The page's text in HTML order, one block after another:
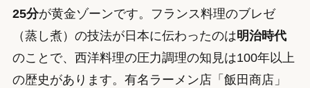
25分が黄金ゾーンです。フランス料理のブレゼ
（蒸し煮）の技法が日本に伝わったのは明治時代
のことで、西洋料理の圧力調理の知見は100年以上
の歴史があります。有名ラーメン店「飯田商店」